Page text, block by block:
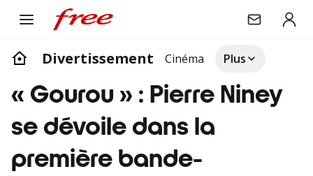
Divertissement Cinéma Plus
« Gourou » : Pierre Niney
se dévoile dans la
première bande-